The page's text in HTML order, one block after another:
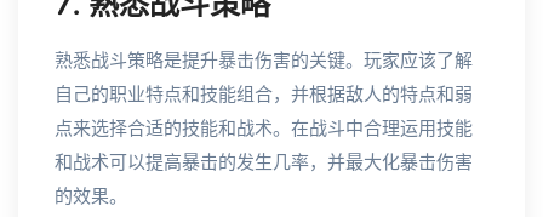
熟悉战斗策略是提升暴击伤害的关键。玩家应该了解
自己的职业特点和技能组合，并根据敌人的特点和弱
点来选择合适的技能和战术。在战斗中合理运用技能
和战术可以提高暴击的发生几率，并最大化暴击伤害
的效果。